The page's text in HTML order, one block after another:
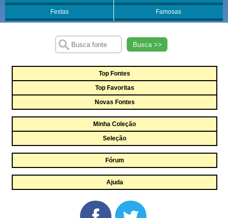
Festas Famosas
Busca >>
Top Fontes
Top Favoritas
Novas Fontes
Minha Coleção
Seleção
Fórum
Ajuda